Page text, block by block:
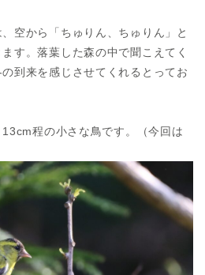
空から「ちゅりん、ちゅりん」と
す。落葉した森の中で聞こえてく
到来を感じさせてくれるとってお
程の小さな鳥です。（今回は